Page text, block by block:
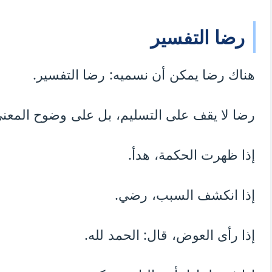
رضا التفسير
هناك رضا يمكن أن نسميه: رضا التفسير.
رضا لا يقف على التسليم، بل على وضوح
إذا ظهرت الحكمة، هدأ.
إذا انكشف السبب، رضي.
إذا رأى العوض، قال: الحمد لله.